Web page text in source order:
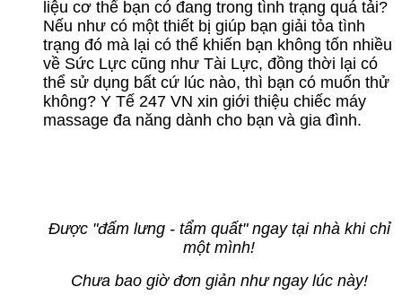
liệu cơ thể bạn có đang trong tình trạng quá tải?
Nếu như có một thiết bị giúp bạn giải tỏa tình
trạng đó mà lại có thể khiến bạn không tốn nhiều
về Sức Lực cũng như Tài Lực, đồng thời lại có
thể sử dụng bất cứ lúc nào, thì bạn có muốn thử
không? Y Tế 247 VN xin giới thiệu chiếc máy
massage đa năng dành cho bạn và gia đình.
Được "đấm lưng - tẩm quất" ngay tại nhà khi chỉ
một mình!
Chưa bao giờ đơn giản như ngay lúc này!